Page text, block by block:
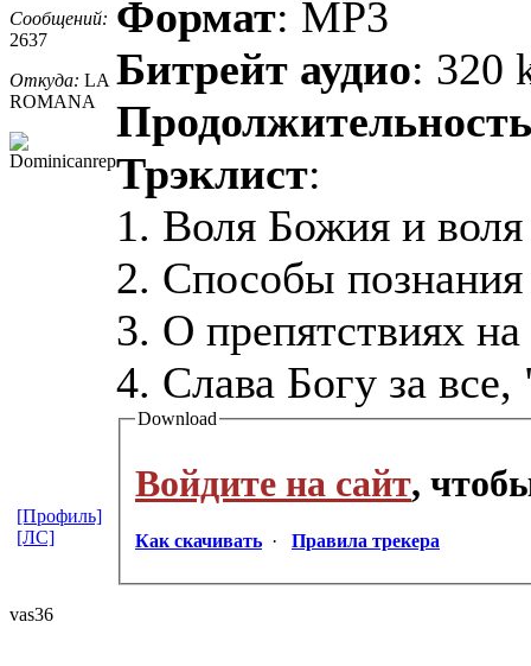
Сообщений:
2637
Откуда: LA
ROMANA
Формат: MP3
Битрейт аудио: 320
Продолжительность
Трэклист:
1. Воля Божия и воля
2. Способы
3. О препятствиях
4. Слава Богу за
Download
Войдите на сайт,
Как скачивать · Правила трекера
[Профиль]
[ЛС]
vas36